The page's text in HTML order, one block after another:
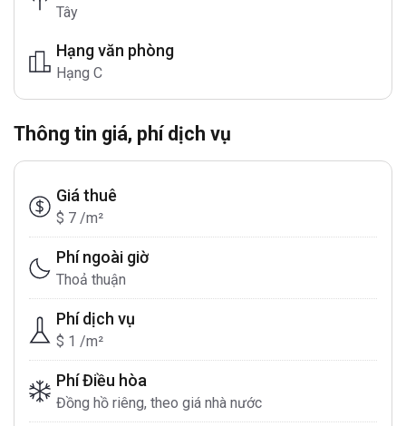
Tây
Hạng văn phòng
Hạng C
Thông tin giá, phí dịch vụ
Giá thuê
$ 7 /m²
Phí ngoài giờ
Thoả thuận
Phí dịch vụ
$ 1 /m²
Phí Điều hòa
Đồng hồ riêng, theo giá nhà nước